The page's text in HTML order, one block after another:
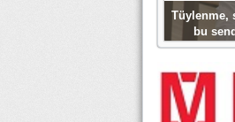
Tüylenme,
bu